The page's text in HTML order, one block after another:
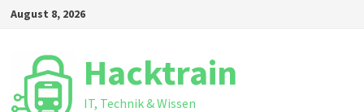
Zum
springen
August 8, 2026
Hacktrain
IT, Technik & Wissen